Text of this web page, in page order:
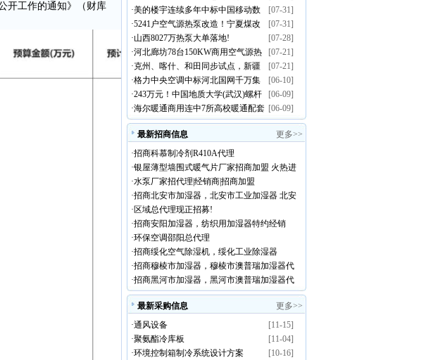
开工作的通知》（财库
地温岭
·美的楼宇连续多年中标中国移动数
据中心温控集采订单
[07-31]
·5241户空气源热泵改造！宁夏煤改
电清洁取暖示范项目招标启动
[07-31]
·山西8027万热泵大单落地!
[07-28]
·河北廊坊78台150KW商用空气源热
泵招标
[07-21]
·克州、喀什、和田同步试点，新疆
煤改电工程采购意向空气源热泵设
备需求
[07-21]
·格力中央空调中标河北国网千万集
采大单
[06-10]
·243万元！中国地质大学(武汉)螺杆
式风冷热泵机组公开招标
[06-09]
·海尔暖通商用连中7所高校暖通配套
项目
[06-09]
最新招商信息
更多>>
·招商科慕制冷剂R410A代理
·银屋薄型墙围式暖气片厂家招商加盟 火热进
行中
·水泵厂家招代理|经销商|招商加盟
·招商北安市加湿器，北安市工业加湿器 北安
市澳普瑞加湿器代理
· 区域总代理现正招募!
·招商安阳加湿器，纺织用加湿器特约经销
商！
·环保空调邵阳总代理
·招商绥化空气除湿机，绥化工业除湿器
·招商穆棱市加湿器，穆棱市澳普瑞加湿器代
理！
·招商黑河市加湿器，黑河市澳普瑞加湿器代
理
最新采购信息
更多>>
·通风设备
[11-15]
·聚氨酯冷库板
[11-04]
·环境控制箱制冷系统设计方案 [10-16]